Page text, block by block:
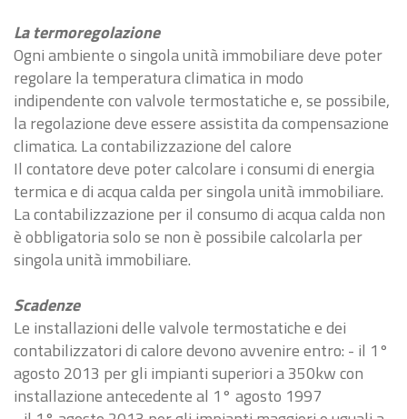
La termoregolazione
Ogni ambiente o singola unità immobiliare deve poter
regolare la temperatura climatica in modo
indipendente con valvole termostatiche e, se possibile,
la regolazione deve essere assistita da compensazione
climatica. La contabilizzazione del calore
Il contatore deve poter calcolare i consumi di energia
termica e di acqua calda per singola unità immobiliare.
La contabilizzazione per il consumo di acqua calda non
è obbligatoria solo se non è possibile calcolarla per
singola unità immobiliare.
Scadenze
Le installazioni delle valvole termostatiche e dei
contabilizzatori di calore devono avvenire entro: - il 1°
agosto 2013 per gli impianti superiori a 350kw con
installazione antecedente al 1° agosto 1997